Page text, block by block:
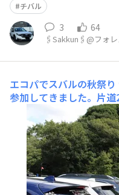
チバル
3 64
🖇️Sakkun🖇️@フォレ
エコパでスバルの秋祭り
参加してきました。片
帯なのか？ところどこ
い雨に見舞われました
かったです。暑かった
んの挨拶マリオ高野さ